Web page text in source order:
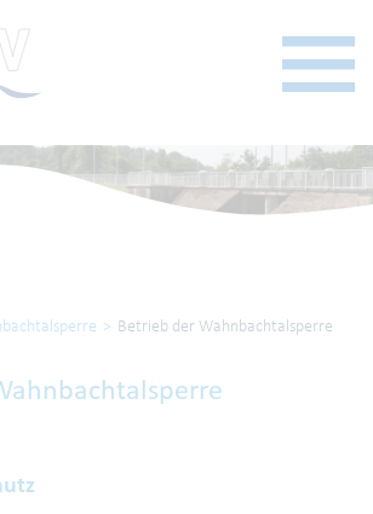
Betrieb der Wahnbachtalsperre